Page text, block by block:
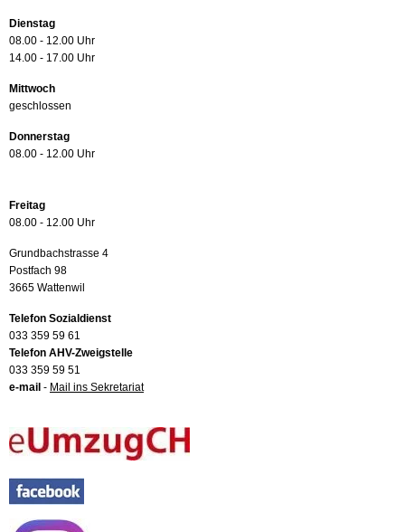
Dienstag
08.00 - 12.00 Uhr
14.00 - 17.00 Uhr
Mittwoch
geschlossen
Donnerstag
08.00 - 12.00 Uhr
Freitag
08.00 - 12.00 Uhr
Grundbachstrasse 4
Postfach 98
3665 Wattenwil
Telefon Sozialdienst
033 359 59 61
Telefon AHV-Zweigstelle
033 359 59 51
e-mail - Mail ins Sekretariat